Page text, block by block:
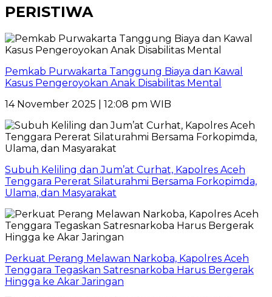
PERISTIWA
Pemkab Purwakarta Tanggung Biaya dan Kawal
Kasus Pengeroyokan Anak Disabilitas Mental
14 November 2025 | 12:08 pm WIB
Subuh Keliling dan Jum’at Curhat, Kapolres Aceh
Tenggara Pererat Silaturahmi Bersama Forkopimda,
Ulama, dan Masyarakat
Perkuat Perang Melawan Narkoba, Kapolres Aceh
Tenggara Tegaskan Satresnarkoba Harus Bergerak
Hingga ke Akar Jaringan